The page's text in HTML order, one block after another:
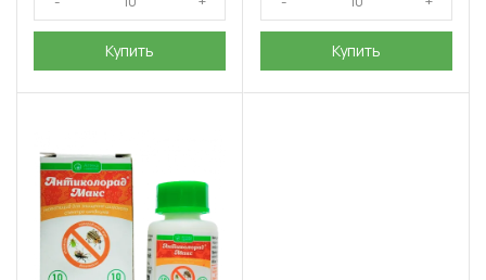
Купить Купить